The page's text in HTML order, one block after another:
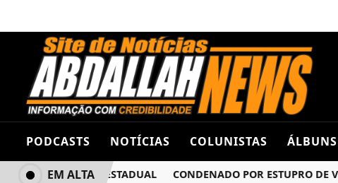
PODCASTS NOTÍCIAS COLUNISTAS ÁLBUNS
EM COLÉGIO ESTADUAL CONDENADO POR ESTUPRO DE
EM ALTA